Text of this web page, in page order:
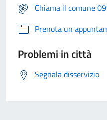
Chiama il comune
Prenota un
Problemi in città
Segnala disservizio